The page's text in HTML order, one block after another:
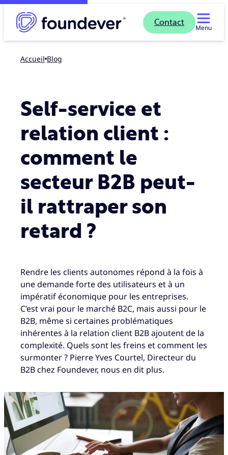
Contact
Menu
Accueil blog
Self-service et
relation client :
comment le
secteur B2B peut-
il rattraper son
retard ?
Rendre les clients autonomes répond à la fois à
une demande forte des utilisateurs et à un
impératif économique pour les entreprises.
C’est vrai pour le marché B2C, mais aussi pour le
B2B, même si certaines problématiques
inhérentes à la relation client B2B ajoutent de la
complexité. Quels sont les freins et comment les
surmonter ? Pierre Yves Courtel, Directeur du
B2B chez Foundever, nous en dit plus.